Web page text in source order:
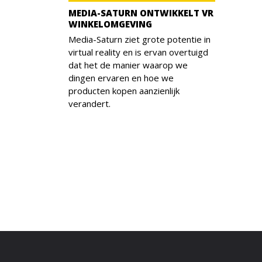
MEDIA-SATURN ONTWIKKELT VR
WINKELOMGEVING
Media-Saturn ziet grote potentie in
virtual reality en is ervan overtuigd
dat het de manier waarop we
dingen ervaren en hoe we
producten kopen aanzienlijk
verandert.